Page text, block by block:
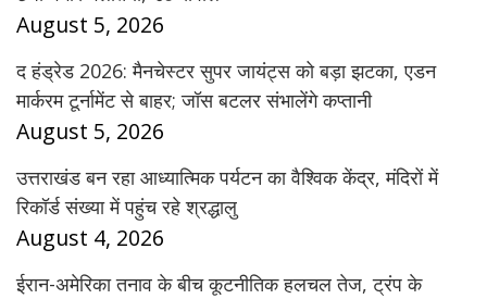
August 5, 2026
द हंड्रेड 2026: मैनचेस्टर सुपर जायंट्स को बड़ा झटका, एडन
मार्करम टूर्नामेंट से बाहर; जॉस बटलर संभालेंगे कप्तानी
August 5, 2026
उत्तराखंड बन रहा आध्यात्मिक पर्यटन का वैश्विक केंद्र, मंदिरों में
रिकॉर्ड संख्या में पहुंच रहे श्रद्धालु
August 4, 2026
ईरान-अमेरिका तनाव के बीच कूटनीतिक हलचल तेज, ट्रंप के